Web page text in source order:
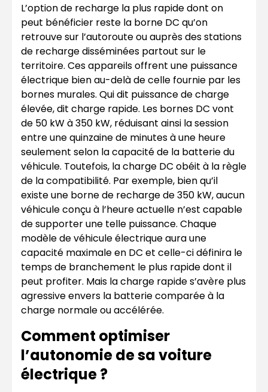
L’option de recharge la plus rapide dont on
peut bénéficier reste la borne DC qu’on
retrouve sur l’autoroute ou auprès des stations
de recharge disséminées partout sur le
territoire. Ces appareils offrent une puissance
électrique bien au-delà de celle fournie par les
bornes murales. Qui dit puissance de charge
élevée, dit charge rapide. Les bornes DC vont
de 50 kW à 350 kW, réduisant ainsi la session
entre une quinzaine de minutes à une heure
seulement selon la capacité de la batterie du
véhicule. Toutefois, la charge DC obéit à la règle
de la compatibilité. Par exemple, bien qu’il
existe une borne de recharge de 350 kW, aucun
véhicule conçu à l’heure actuelle n’est capable
de supporter une telle puissance. Chaque
modèle de véhicule électrique aura une
capacité maximale en DC et celle-ci définira le
temps de branchement le plus rapide dont il
peut profiter. Mais la charge rapide s’avère plus
agressive envers la batterie comparée à la
charge normale ou accélérée.
Comment optimiser
l’autonomie de sa voiture
électrique ?